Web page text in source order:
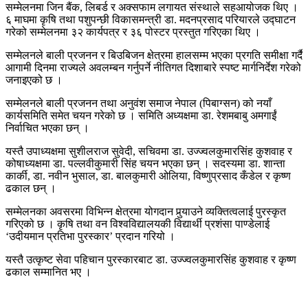
सम्मेलनमा जिन बैंक, लिबर्ड र अक्सफाम लगायत संस्थाले सहआयोजक थिए ।
६ माघमा कृषि तथा पशुपन्छी विकासमन्त्री डा. मदनप्रसाद परियारले उद्घाटन
गरेको सम्मेलनमा ३२ कार्यपत्र र ३६ पोस्टर प्रस्तुत गरिएका थिए ।
सम्मेलनले बाली प्रजनन र बिउबिजन क्षेत्रमा हालसम्म भएका प्रगति समीक्षा गर्दै
आगामी दिनमा राज्यले अवलम्बन गर्नुपर्ने नीतिगत दिशाबारे स्पष्ट मार्गनिर्देश गरेको
जनाइएको छ ।
सम्मेलनले बाली प्रजनन तथा अनुवंश समाज नेपाल (पिबाग्सन) को नयाँ
कार्यसमिति समेत चयन गरेको छ । समिति अध्यक्षमा डा. रेशमबाबु अमगाईं
निर्वाचित भएका छन् ।
यस्तै उपाध्यक्षमा सुशीलराज सुवेदी, सचिवमा डा. उज्ज्वलकुमारसिंह कुशवाह र
कोषाध्यक्षमा डा. पल्लवीकुमारी सिंह चयन भएका छन् । सदस्यमा डा. शान्ता
कार्की, डा. नवीन भुसाल, डा. बालकुमारी ओलिया, विष्णुप्रसाद कँडेल र कृष्ण
ढकाल छन् ।
सम्मेलनका अवसरमा विभिन्न क्षेत्रमा योगदान पुर्‍याउने व्यक्तित्वलाई पुरस्कृत
गरिएको छ । कृषि तथा वन विश्वविद्यालयकी विद्यार्थी प्रशंसा पाण्डेलाई
‘उदीयमान प्रतिभा पुरस्कार’ प्रदान गरियो ।
यस्तै उत्कृष्ट सेवा पहिचान पुरस्कारबाट डा. उज्ज्वलकुमारसिंह कुशवाह र कृष्ण
ढकाल सम्मानित भए ।